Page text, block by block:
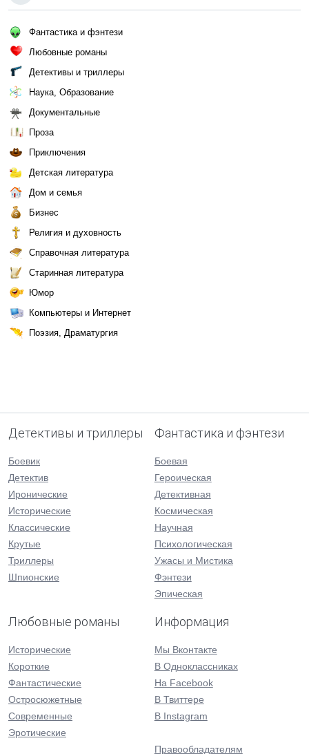
Фантастика и фэнтези
Любовные романы
Детективы и триллеры
Наука, Образование
Документальные
Проза
Приключения
Детская литература
Дом и семья
Бизнес
Религия и духовность
Справочная литература
Старинная литература
Юмор
Компьютеры и Интернет
Поэзия, Драматургия
Детективы и триллеры
Боевик
Детектив
Иронические
Исторические
Классические
Крутые
Триллеры
Шпионские
Фантастика и фэнтези
Боевая
Героическая
Детективная
Космическая
Научная
Психологическая
Ужасы и Мистика
Фэнтези
Эпическая
Любовные романы
Исторические
Короткие
Фантастические
Остросюжетные
Современные
Эротические
Информация
Мы Вконтакте
В Одноклассниках
На Facebook
В Твиттере
В Instagram
Правообладателям